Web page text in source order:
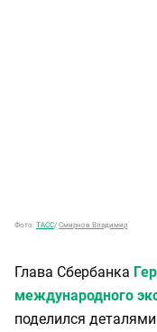
Фото: ТАСС/ Смирнов Владимир
Глава Сбербанка
международного
поделился